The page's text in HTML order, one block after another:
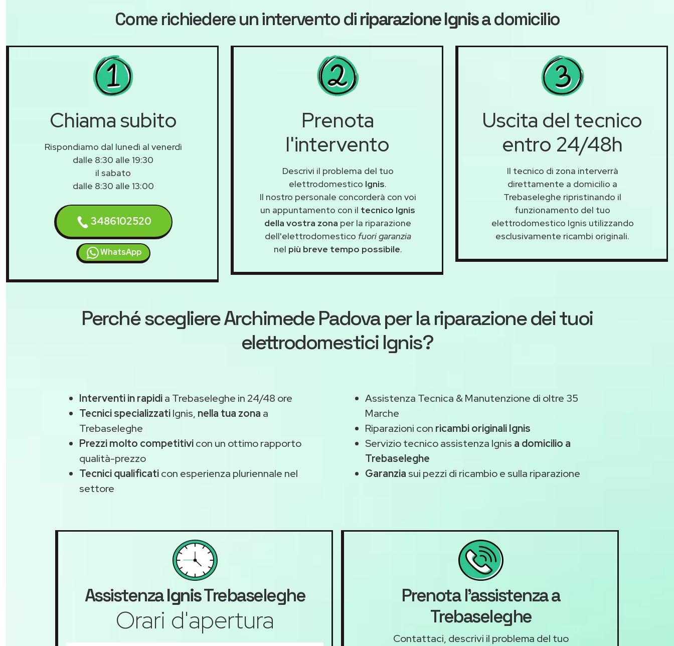
Come richiedere un intervento diriparazione Ignisa domicilio
Chiama subito
Rispondiamo dal lunedì al venerdì
dalle 8:30 alle 19:30
il sabato
dalle 8:30 alle 13:00
3486102520
WhatsApp
Prenota
l'intervento
Descrivi il problema del tuo
elettrodomestico Ignis.
Il nostro personale concorderà con voi
un appuntamento con il tecnico Ignis
della vostra zona per la riparazione
dell'elettrodomestico fuori garanzia
nel più breve tempo possibile.
Uscita del tecnico
entro 24/48h
Il tecnico di zona interverrà
direttamente a domicilio a
Trebaseleghe ripristinando il
funzionamento del tuo
elettrodomestico Ignis utilizzando
esclusivamente ricambi originali.
Perché scegliereArchimede Padovaper la riparazione dei tuoi
elettrodomestici Ignis?
Interventi in rapidia Trebaseleghe in 24/48 ore
Tecnici specializzatiIgnis, nella tua zona a
Trebaseleghe
Prezzi molto competitivicon un ottimo rapporto
qualità-prezzo
Tecnici qualificaticon esperienza pluriennale nel
settore
Assistenza Tecnica & Manutenzione di oltre 35
Marche
Riparazioni con ricambi originali Ignis
Servizio tecnico assistenza Ignis a domicilio a
Trebaseleghe
Garanzia sui pezzi di ricambio e sulla riparazione
AssistenzaIgnisTrebaseleghe
Orari d'apertura
Prenota l'assistenza a
Trebaseleghe
Contattaci, descrivi il problema del tuo